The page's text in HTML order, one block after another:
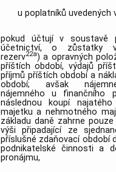
u poplatníků uvedených
pokud účtují v soustavě
účetnictví, o zůstatky
rezerv22a) a opravných
příštích období, výdajů
příjmů příštích období a
období; avšak
nájemného u finančního
následnou koupí
majetku a nehmotného
základu daně zahrne
výši připadající ze
příslušné zdaňovací období
podnikatelské činnosti a
pronájmu,